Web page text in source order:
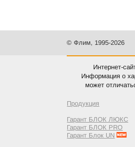
© Флим, 1995-2026
Интернет-
Информация о
может
Продукция
Гарант БЛОК ЛЮКС
Гарант БЛОК PRO
Гарант Блок UN